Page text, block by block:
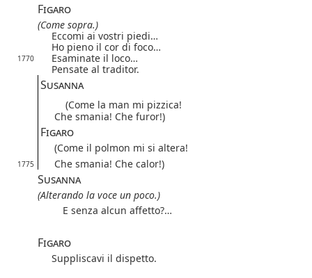
Figaro
(Come sopra.)
Eccomi ai vostri piedi…
Ho pieno il cor di foco…
1770
Esaminate il loco…
Pensate al traditor.
Susanna
(Come la man mi pizzica!
Che smania! Che furor!)
Figaro
(Come il polmon mi si altera!
1775 Che smania! Che calor!)
Susanna
(Alterando la voce un poco.)
E senza alcun affetto?…
Figaro
Suppliscavi il dispetto.